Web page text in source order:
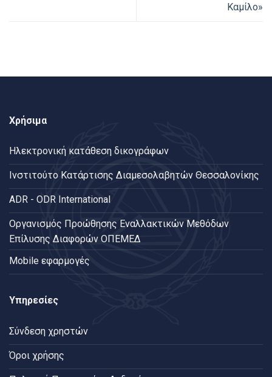
Καμίλο»
Χρήσιμα
Ηλεκτρονική κατάθεση δικογράφων
Ινστιτούτο Κατάρτισης Διαμεσολαβητών Θεσσαλονίκης
ADR - ODR International
Oργανισμός Προώθησης Εναλλακτικών Μεθόδων
Επίλυσης Διαφορών ΟΠΕΜΕΔ
Mobile εφαρμογές
Υπηρεσίες
Σύνδεση χρηστών
Όροι χρήσης